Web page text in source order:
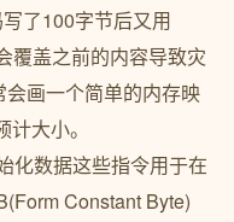
了100字节后又用
覆盖之前的内容导致灾
画一个简单的内存映
大小。
化数据这些指令用于在
Constant Byte)